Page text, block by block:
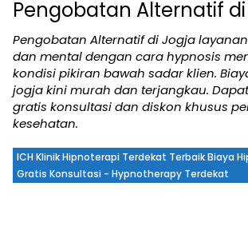
Pengobatan Alternatif
Pengobatan Alternatif di Jogja
dan mental dengan cara hypnosis
kondisi pikiran bawah sadar klien.
jogja kini murah dan terjangkau.
gratis konsultasi dan diskon khusus
kesehatan.
ICH Klinik Hipnoterapi Terdekat Terbaik Biaya
Gratis Konsultasi - Hypnotherapy Terdekat